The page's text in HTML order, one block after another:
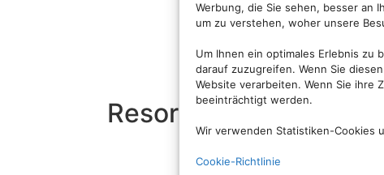
Werbung, die Sie sehen, besser an
um zu verstehen, woher unsere
Um Ihnen ein optimales Erlebnis
darauf zuzugreifen. Wenn Sie
Website verarbeiten. Wenn Sie ihre
beeinträchtigt werden.
Wir verwenden Statistiken-Cookies
Cookie-Richtlinie
Resorts auf den